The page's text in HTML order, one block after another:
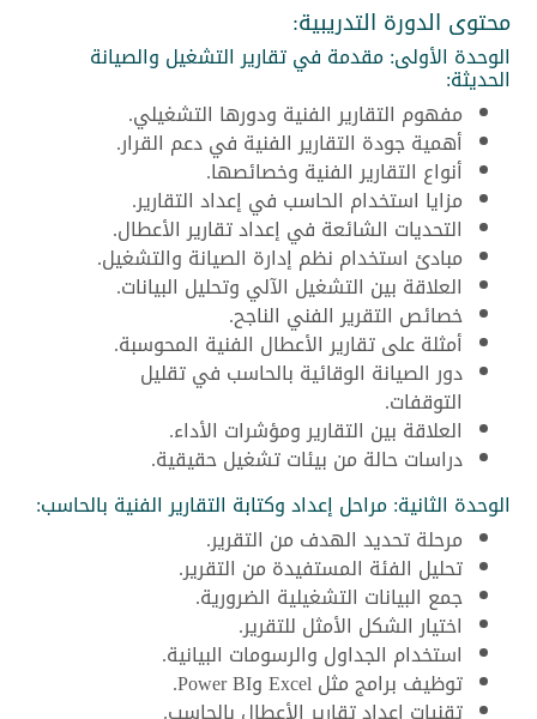
محتوى الدورة التدريبية:
الوحدة الأولى: مقدمة في تقارير التشغيل والصيانة
الحديثة:
مفهوم التقارير الفنية ودورها التشغيلي.
أهمية جودة التقارير الفنية في دعم القرار.
أنواع التقارير الفنية وخصائصها.
مزايا استخدام الحاسب في إعداد التقارير.
التحديات الشائعة في إعداد تقارير الأعطال.
مبادئ استخدام نظم إدارة الصيانة والتشغيل.
العلاقة بين التشغيل الآلي وتحليل البيانات.
خصائص التقرير الفني الناجح.
أمثلة على تقارير الأعطال الفنية المحوسبة.
دور الصيانة الوقائية بالحاسب في تقليل
التوقفات.
العلاقة بين التقارير ومؤشرات الأداء.
دراسات حالة من بيئات تشغيل حقيقية.
الوحدة الثانية: مراحل إعداد وكتابة التقارير الفنية بالحاسب:
مرحلة تحديد الهدف من التقرير.
تحليل الفئة المستفيدة من التقرير.
جمع البيانات التشغيلية الضرورية.
اختيار الشكل الأمثل للتقرير.
استخدام الجداول والرسومات البيانية.
توظيف برامج مثل Excel وPower BI.